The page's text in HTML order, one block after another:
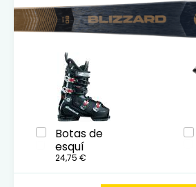
Botas de
esquí
24,75 €